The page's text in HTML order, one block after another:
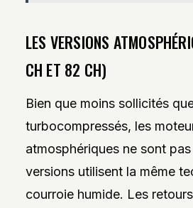
LES VERSIONS
CH ET 82 CH)
Bien que moins sollicités
turbocompressés, les
atmosphériques ne sont
versions utilisent la même
courroie humide. Les